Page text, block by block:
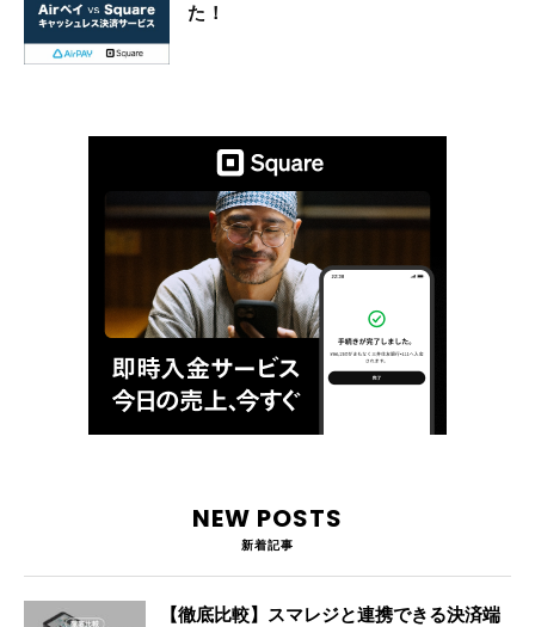
た！
NEW POSTS
新着記事
【徹底比較】スマレジと連携できる決済端